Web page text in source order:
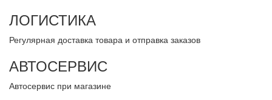
ЛОГИСТИКА
Регулярная доставка товара и отправка заказов
АВТОСЕРВИС
Автосервис при магазине